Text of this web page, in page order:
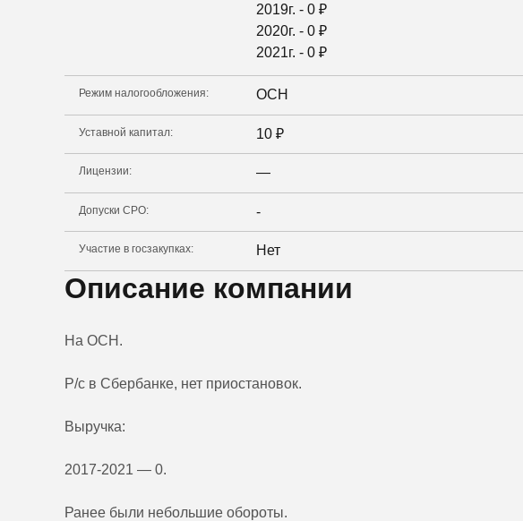
2019г. - 0 ₽
2020г. - 0 ₽
2021г. - 0 ₽
Режим налогообложения: ОСН
Уставной капитал: 10 ₽
Лицензии: —
Допуски СРО: -
Участие в госзакупках: Нет
Описание компании
На ОСН.
Р/с в Сбербанке, нет приостановок.
Выручка:
2017-2021 — 0.
Ранее были небольшие обороты.